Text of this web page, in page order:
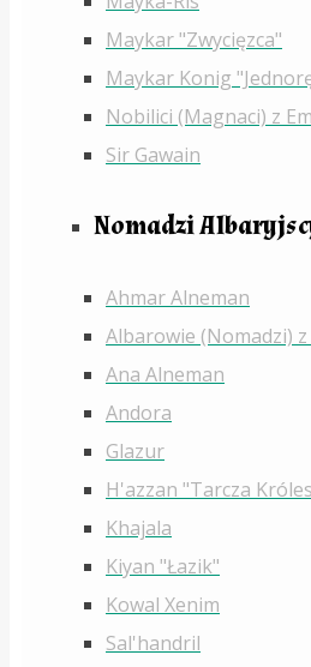
Maykar "Zwycięzca"
Maykar Konig
Nobilici (Magnaci) z
Sir Gawain
Nomadzi
Ahmar Alneman
Albarowie (Nomadzi)
Ana Alneman
Andora
Glazur
H'azzan "Tarcza
Khajala
Kiyan "Łazik"
Kowal Xenim
Sal'handril